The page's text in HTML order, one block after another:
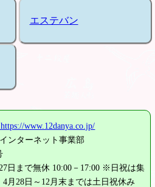
エステバン
https://www.12danya.co.jp/
ンターネット事業部
日まで無休 10:00－17:00 ※日祝は集
月28日～12月末までは土日祝休み